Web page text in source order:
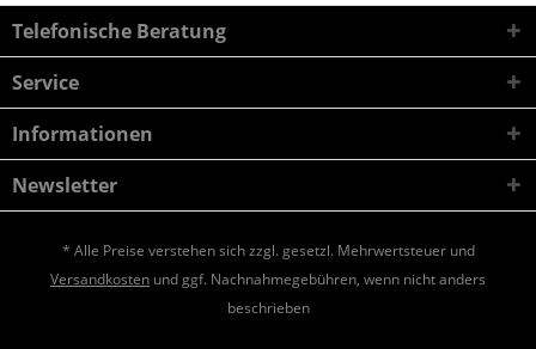
Telefonische Beratung
Service
Informationen
Newsletter
* Alle Preise verstehen sich zzgl. gesetzl. Mehrwertsteuer und
Versandkosten und ggf. Nachnahmegebühren, wenn nicht anders
beschrieben